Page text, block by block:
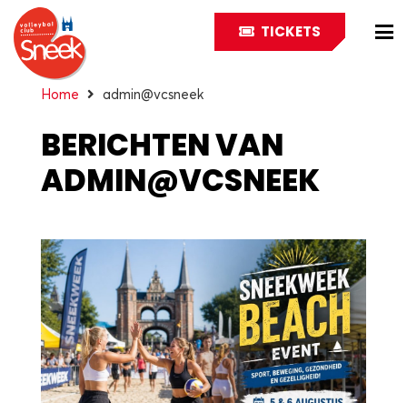
TICKETS
Home admin@vcsneek
BERICHTEN VAN
ADMIN@VCSNEEK